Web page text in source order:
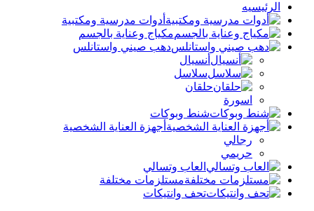
الرئيسيه
أدوات مدرسية ومكتبية
مكياج وعناية بالجسم
دهب صيني واستانلس
أنسيال
سلاسل
حلقان
اسورة
شنط وبوكات
أجهزة العناية الشخصية
رجالي
حريمي
العاب وتسالي
مستلزمات مختلفة
تحف وانتيكات